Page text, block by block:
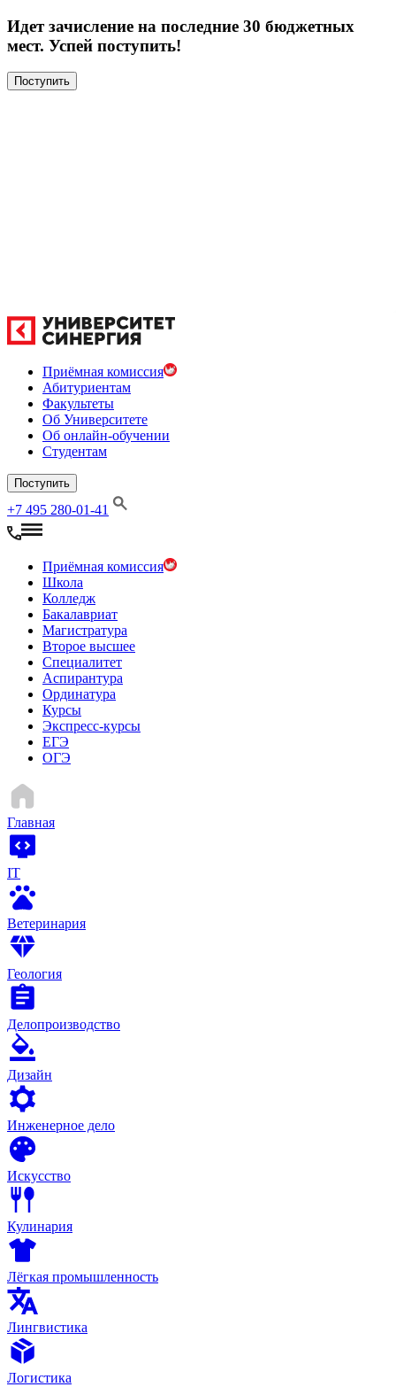
Идет зачисление на последние 30 бюджетных
мест. Успей поступить!
Поступить
Приёмная комиссия
Абитуриентам
Факультеты
Об Университете
Об онлайн-обучении
Студентам
Поступить
+7 495 280-01-41
Приёмная комиссия
Школа
Колледж
Бакалавриат
Магистратура
Второе высшее
Специалитет
Аспирантура
Ординатура
Курсы
Экспресс-курсы
ЕГЭ
ОГЭ
Главная
IT
Ветеринария
Геология
Делопроизводство
Дизайн
Инженерное дело
Искусство
Кулинария
Лёгкая промышленность
Лингвистика
Логистика